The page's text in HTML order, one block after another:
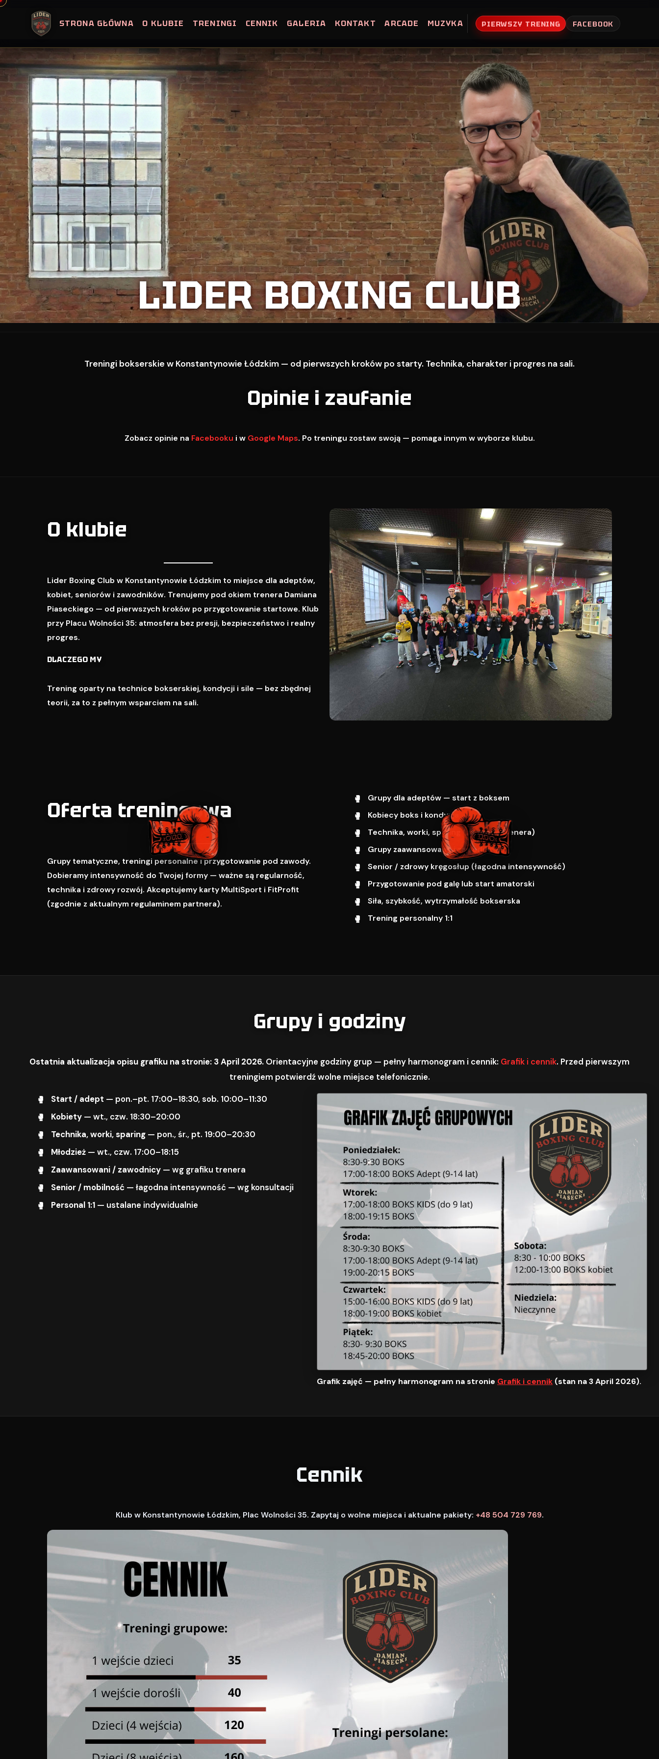
Skip
STRONA GŁÓWNA O KLUBIE TRENINGI CENNIK GALERIA KONTAKT ARCADE MUZYKA PIERWSZY TRENING FACEBOOK
LIDER BOXING CLUB
Treningi bokserskie w Konstantynowie Łódzkim — od pierwszych kroków po starty. Technika, charakter i progres na sali.
Opinie i zaufanie
Zobacz opinie na Facebooku i w Google Maps. Po treningu zostaw swoją — pomaga innym w wyborze klubu.
O klubie
Lider Boxing Club w Konstantynowie Łódzkim to miejsce dla adeptów,
kobiet, seniorów i zawodników. Trenujemy pod okiem trenera Damiana
Piaseckiego — od pierwszych kroków po przygotowanie startowe. Klub
przy Placu Wolności 35: atmosfera bez presji, bezpieczeństwo i realny
progres.
DLACZEGO MY
Trening oparty na technice bokserskiej, kondycji i sile — bez zbędnej
teorii, za to z pełnym wsparciem na sali.
Oferta treningowa
Grupy tematyczne, treningi personalne i przygotowanie pod zawody.
Dobieramy intensywność do Twojej formy — ważne są regularność,
technika i zdrowy rozwój. Akceptujemy karty MultiSport i FitProfit
(zgodnie z aktualnym regulaminem partnera).
Grupy dla adeptów — start z boksem
Kobiecy boks i kondycja
Technika, worki, sparing (za zgodą trenera)
Grupy zaawansowane i zawodnicy
Senior / zdrowy kręgosłup (łagodna intensywność)
Przygotowanie pod galę lub start amatorski
Siła, szybkość, wytrzymałość bokserska
Trening personalny 1:1
Grupy i godziny
Ostatnia aktualizacja opisu grafiku na stronie: 3 April 2026. Orientacyjne godziny grup — pełny harmonogram i cennik: Grafik i cennik. Przed pierwszym
treningiem potwierdź wolne miejsce telefonicznie.
Start / adept — pon.–pt. 17:00–18:30, sob. 10:00–11:30
Kobiety — wt., czw. 18:30–20:00
Technika, worki, sparing — pon., śr., pt. 19:00–20:30
Młodzież — wt., czw. 17:00–18:15
Zaawansowani / zawodnicy — wg grafiku trenera
Senior / mobilność — łagodna intensywność — wg konsultacji
Personal 1:1 — ustalane indywidualnie
Grafik zajęć — pełny harmonogram na stronie Grafik i cennik (stan na 3 April 2026).
Cennik
Klub w Konstantynowie Łódzkim, Plac Wolności 35. Zapytaj o wolne miejsca i aktualne pakiety: +48 504 729 769.